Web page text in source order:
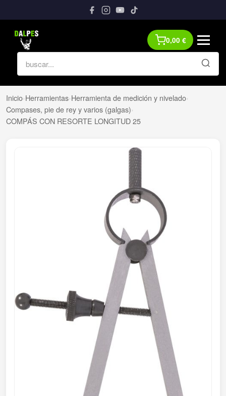
0,00 €
Inicio›Herramientas›Herramienta de medición y nivelado›
Compases, pie de rey y varios (galgas)›
COMPÁS CON RESORTE LONGITUD 25